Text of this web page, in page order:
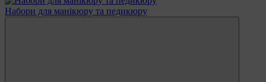
Набори для манікюру та педикюру